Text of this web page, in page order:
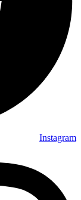
Instagram